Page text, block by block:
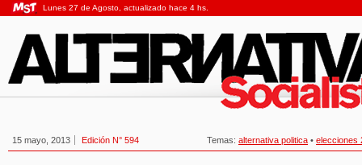
Lunes 27 de Agosto, actualizado hace 4 hs.
15 mayo, 2013 Edición N° 594 Temas: alternativa politica • elecciones